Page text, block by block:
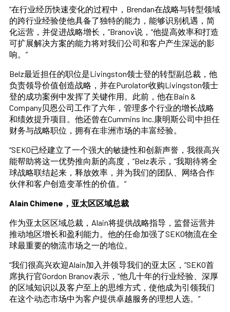
“在行业经历快速变化的过程中，Brendan在战略与转型领域
的跨行业经验使他具备了独特的能力，能够识别机遇，简
化运营，并促进战略增长，”Branov说，“他提高效率和打造
可扩展解决方案的能力将对我们公司和客户产生深远的影
响。”
Belz最近担任的职位是Livingston领士登的转型副总裁，他
负责领导价值创造战略，并在Purolator收购Livingston领士
登的成功案例中发挥了关键作用。此前，他在Bain &
Company贝恩公司工作了六年，管理多个行业的增长战略
和绩效提升项目。他还曾在Cummins Inc.康明斯公司中担任
财务与战略职位，拥有在非洲市场的丰富经验。
“SEKO已经建立了一个强大的敏捷性和创新声誉，我很高兴
能帮助将这一优势推向新的高度，”Belz表示，“我期待将全
球战略联结起来，释放效率，并为我们的团队、网络合作
伙伴和客户创造变革性的价值。”
Alain Chimene，亚太区区域总裁
作为亚太区区域总裁，Alain将提供战略指导，监督运营并
推动地区增长和盈利能力。他的任命加强了SEKO物流在全
球最重要的物流市场之一的地位。
“我们很高兴欢迎Alain加入并领导我们的亚太区，”SEKO首
席执行官Gordon Branov表示，“他几十年的行业经验、深厚
的区域知识以及客户至上的思维方式，使他成为引领我们
在这个动态市场中为客户提供卓越服务的理想人选。”